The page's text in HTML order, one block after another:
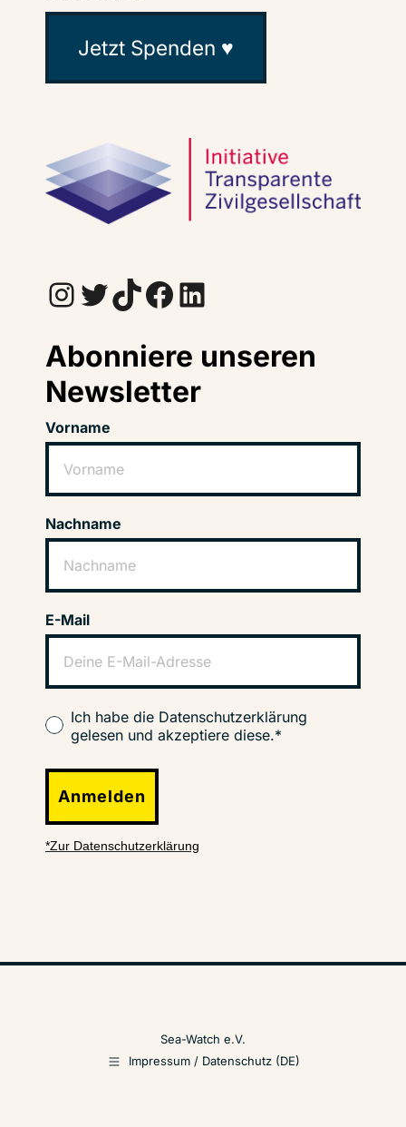
Jetzt Spenden ♥
InstagramTwitter TikTok Facebook LinkedIn
Abonniere unseren
Newsletter
Vorname
Nachname
E-Mail
Ich habe die Datenschutzerklärung
gelesen und akzeptiere diese.*
Anmelden
*Zur Datenschutzerklärung
Sea-Watch e.V.
Impressum / Datenschutz (DE)